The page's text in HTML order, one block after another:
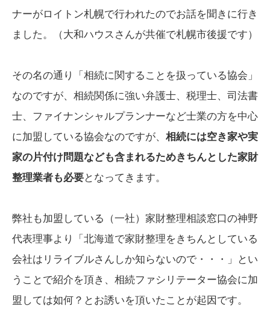
ナーがロイトン札幌で行われたのでお話を聞きに行き
ました。（大和ハウスさんが共催で札幌市後援です）
その名の通り「相続に関することを扱っている協会」
なのですが、相続関係に強い弁護士、税理士、司法書
士、ファイナンシャルプランナーなど士業の方を中心
に加盟している協会なのですが、 相続には空き家や実
家の片付け問題なども含まれるためきちんとした家財
整理業者も必要となってきます。
弊社も加盟している（一社）家財整理相談窓口の神野
代表理事より「北海道で家財整理をきちんとしている
会社はリライブルさんしか知らないので・・・」とい
うことで紹介を頂き、相続ファシリテーター協会に加
盟しては如何？とお誘いを頂いたことが起因です。